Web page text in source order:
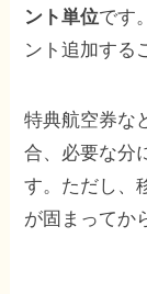
ント単位です
ント追加する
特典航空券な
合、必要な分
す。ただし、
が固まってか